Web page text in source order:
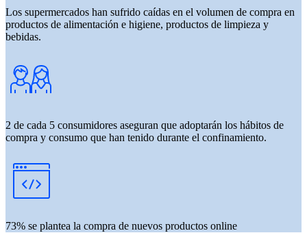
Los supermercados han sufrido caídas en el volumen de compra en
productos de alimentación e higiene, productos de limpieza y
bebidas.
2 de cada 5 consumidores aseguran que adoptarán los hábitos de
compra y consumo que han tenido durante el confinamiento.
73% se plantea la compra de nuevos productos online